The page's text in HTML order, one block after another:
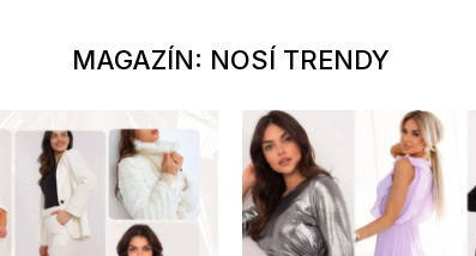
MAGAZÍN: NOSÍ TRENDY